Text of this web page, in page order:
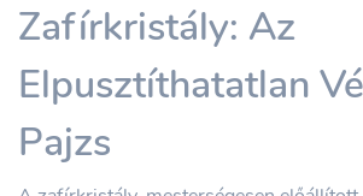
Zafírkristály: Az
Elpusztíthatatlan
Pajzs